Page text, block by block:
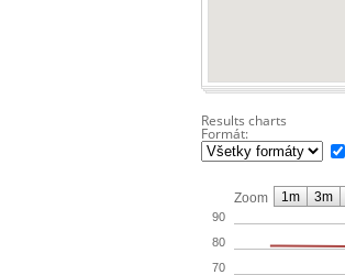
Results charts
Formát:
Zoom
70
80
90
1m 3m